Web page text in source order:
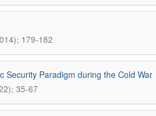
179-182
Security Paradigm during the Cold War
35-67